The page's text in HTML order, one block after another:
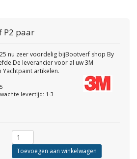
P2 paar
nu zeer voordelig bijBootverf shop By
leverancier voor al uw 3M
artikelen.
levertijd: 1-3
Toevoegen aan winkelwagen